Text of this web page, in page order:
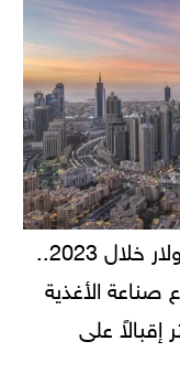
حجم استثمارات يصل لـ 94 مليار دولار خلال 2023..
الأغذية
إقبالاً على